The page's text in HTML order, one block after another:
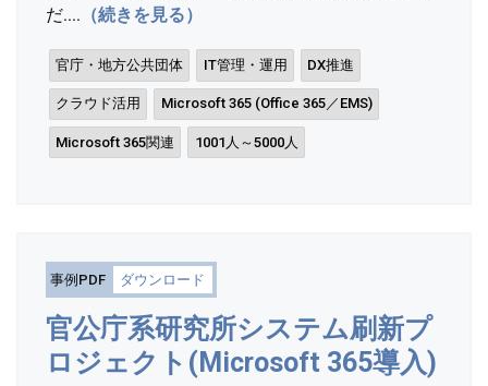
だ.... （続きを見る）
官庁・地方公共団体 IT管理・運用 DX推進
クラウド活用 Microsoft 365 (Office 365／EMS)
Microsoft 365関連 1001人～5000人
事例PDF ダウンロード
官公庁系研究所システム刷新プ
ロジェクト(Microsoft 365導入)